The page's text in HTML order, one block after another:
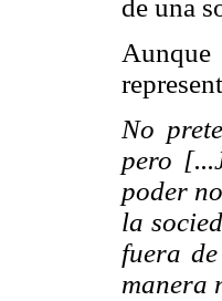
de una
No
pero
poder
la
fuera
manera